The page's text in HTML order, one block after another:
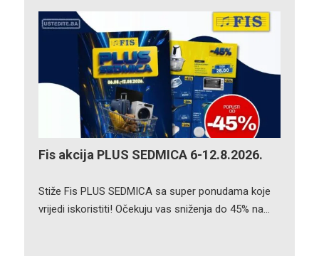
Fis akcija PLUS SEDMICA 6-12.8.2026.
Stiže Fis PLUS SEDMICA sa super ponudama koje
vrijedi iskoristiti! Očekuju vas sniženja do 45% na…